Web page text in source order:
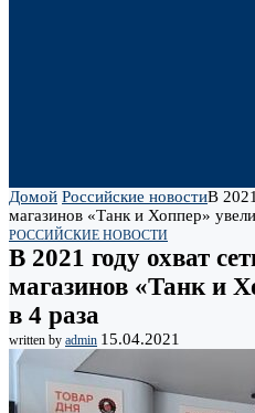
Домой Российские новостиВ
магазинов «Танк и Хоппер»
РОССИЙСКИЕ НОВОСТИ
В 2021 году охват
магазинов «Танк и
в 4 раза
written by admin 15.04.2021